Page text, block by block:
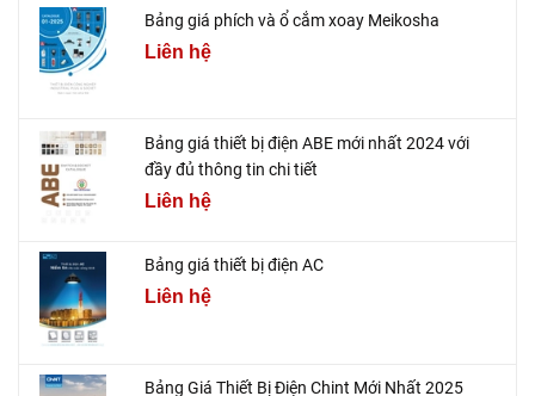
Bảng giá phích và ổ cắm xoay Meikosha
Liên hệ
Bảng giá thiết bị điện ABE mới nhất 2024 với
đầy đủ thông tin chi tiết
Liên hệ
Bảng giá thiết bị điện AC
Liên hệ
Bảng Giá Thiết Bị Điện Chint Mới Nhất 2025